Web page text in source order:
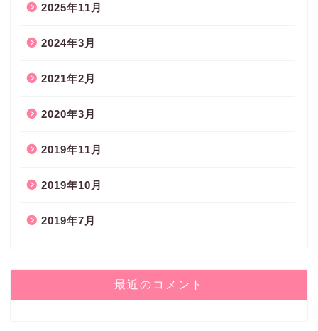
2025年11月
2024年3月
2021年2月
2020年3月
2019年11月
2019年10月
2019年7月
最近のコメント